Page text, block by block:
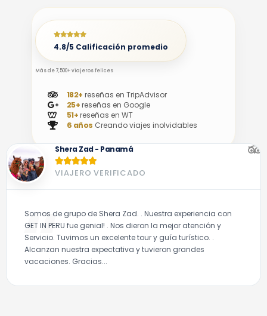
V
I
S
A
M
S
T
E
R
C
A
R
D
D
N
E
S
-
C
L
U
A
E
X
A
P
P
L
A
Y
4.8/5 Calificación promedio
Más de 7,500+ viajeros felices
182+ reseñas en TripAdvisor
25+reseñas en Google
51+reseñas en WT
6 años Creando viajes inolvidables
Shera Zad - Panamá

VIAJERO VERIFICADO
Somos de grupo de Shera Zad. . Nuestra experiencia con
GET IN PERU fue genial! . Nos dieron la mejor atención y
Servicio. Tuvimos un excelente tour y guía turístico. .
Alcanzan nuestra expectativa y tuvieron grandes
vacaciones. Gracias...